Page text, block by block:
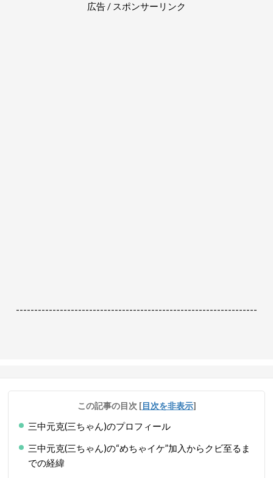
広告 / スポンサーリンク
------------------------------------------------------------------
この記事の目次 [目次を非表示]
三中元克(三ちゃん)のプロフィール
三中元克(三ちゃん)の“めちゃイケ”加入からクビ至るま
での経緯